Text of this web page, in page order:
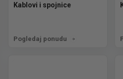
Kablovi i spojnice
Pogledaj ponudu